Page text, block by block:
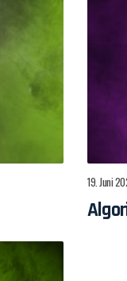
19. Juni